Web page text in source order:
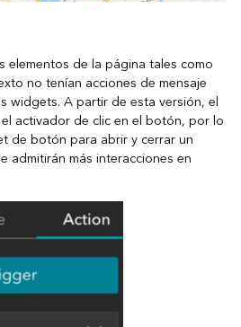
elementos de la página tales como
no tenían acciones de mensaje
widgets. A partir de esta versión, el
activador de clic en el botón, por lo
de botón para abrir y cerrar un
admitirán más interacciones en